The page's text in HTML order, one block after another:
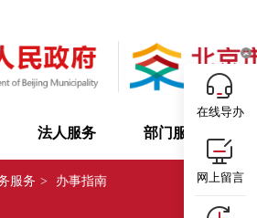
法人服务 部门服务
服务 > 办事指南
在线导办
网上留言